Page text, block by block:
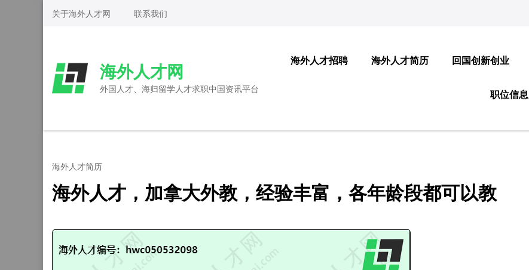
Skip
Enter)
关于海外人才网 联系我们
海外人才网
外国人才、海归留学人才求职中国资讯平台
海外人才招聘 海外人才简历 回国创新创业
职位信息
海外人才简历
海外人才，加拿大外教，经验丰富，各年龄段都可以教